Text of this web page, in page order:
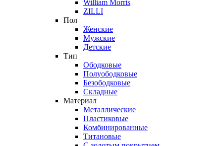
William Morris
ZILLI
Пол
Женские
Мужские
Детские
Тип
Ободковые
Полуободковые
Безободковые
Складные
Материал
Металлические
Пластиковые
Комбинированные
Титановые